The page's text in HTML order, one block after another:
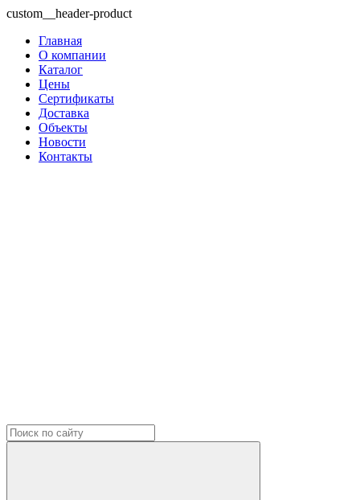
custom__header-product
Главная
О компании
Каталог
Цены
Сертификаты
Доставка
Объекты
Новости
Контакты